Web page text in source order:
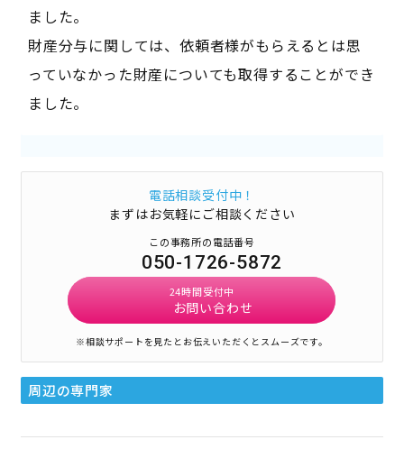
ました。
財産分与に関しては、依頼者様がもらえるとは思
っていなかった財産についても取得することができ
ました。
電話相談受付中！
まずはお気軽にご相談ください
この事務所の電話番号
050-1726-5872
24時間受付中
お問い合わせ
※相談サポートを見たとお伝えいただくとスムーズです。
周辺の専門家